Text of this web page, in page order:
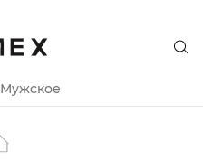
Мужское